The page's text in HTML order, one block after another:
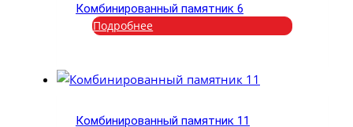
Комбинированный памятник 6
Подробнее
Комбинированный памятник 11